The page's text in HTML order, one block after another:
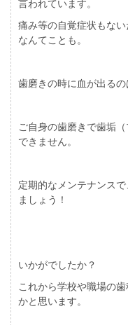
言われています。
痛み等の自覚症状もな
なんてことも。
歯磨きの時に血が出る
ご自身の歯磨きで歯垢
できません。
定期的なメンテナンス
ましょう！
いかがでしたか？
これから学校や職場の
かと思います。